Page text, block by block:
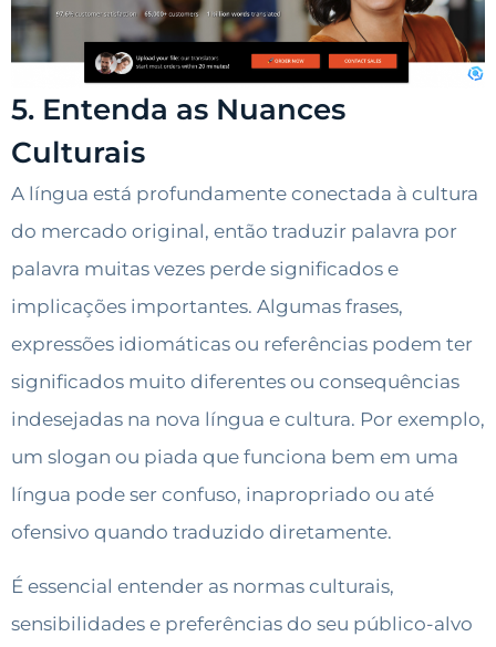
5. Entenda as Nuances
Culturais
A língua está profundamente conectada à cultura
do mercado original, então traduzir palavra por
palavra muitas vezes perde significados e
implicações importantes. Algumas frases,
expressões idiomáticas ou referências podem ter
significados muito diferentes ou consequências
indesejadas na nova língua e cultura. Por exemplo,
um slogan ou piada que funciona bem em uma
língua pode ser confuso, inapropriado ou até
ofensivo quando traduzido diretamente.
É essencial entender as normas culturais,
sensibilidades e preferências do seu público-alvo